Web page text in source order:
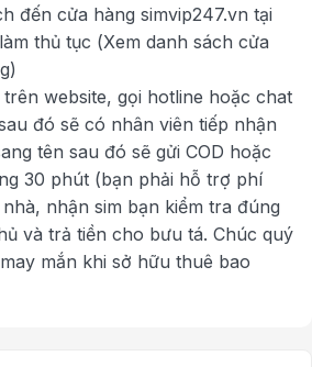
đến cửa hàng simvip247.vn tại
thủ tục (Xem danh sách cửa
website, gọi hotline hoặc chat
đó sẽ có nhân viên tiếp nhận
tên sau đó sẽ gửi COD hoặc
30 phút (bạn phải hỗ trợ phí
nhận sim bạn kiểm tra đúng
và trả tiền cho bưu tá. Chúc quý
mắn khi sở hữu thuê bao